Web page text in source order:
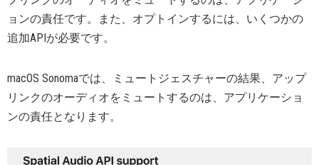
ョンの責任です。また、オプトインするには、いくつかの
追加APIが必要です。
macOS Sonomaでは、ミュートジェスチャーの結果、アップ
リンクのオーディオをミュートするのは、アプリケーショ
ンの責任となります。